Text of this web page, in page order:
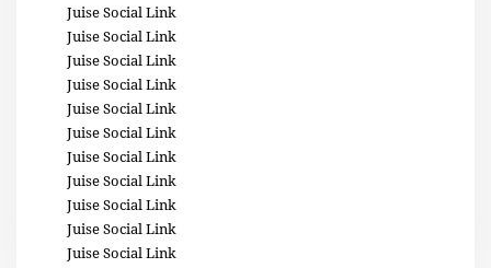
Juise Social Link
Juise Social Link
Juise Social Link
Juise Social Link
Juise Social Link
Juise Social Link
Juise Social Link
Juise Social Link
Juise Social Link
Juise Social Link
Juise Social Link